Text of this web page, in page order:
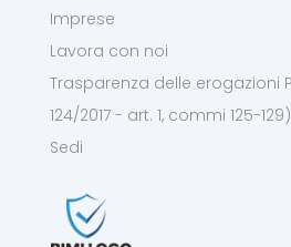
Imprese
Lavora con noi
Trasparenza delle erogazioni
124/2017 - art. 1, commi 125-129)
Sedi